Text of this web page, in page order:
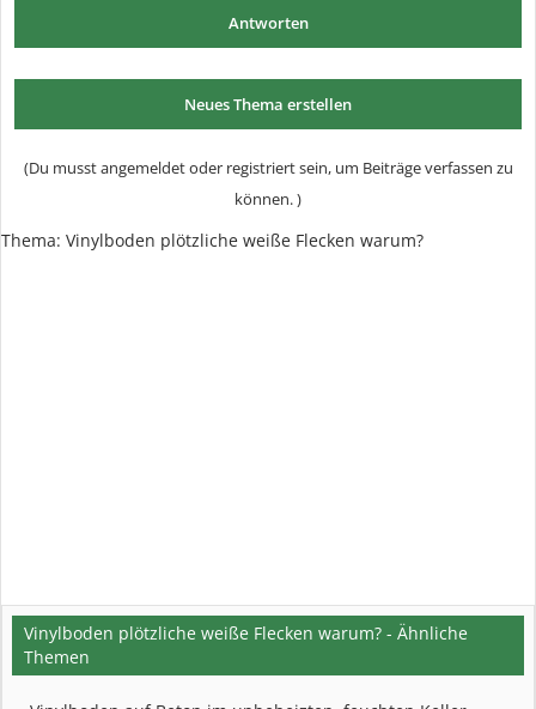
Antworten
Neues Thema erstellen
(Du musst angemeldet oder registriert sein, um Beiträge verfassen zu
können. )
Thema: Vinylboden plötzliche weiße Flecken warum?
Vinylboden plötzliche weiße Flecken warum? - Ähnliche
Themen